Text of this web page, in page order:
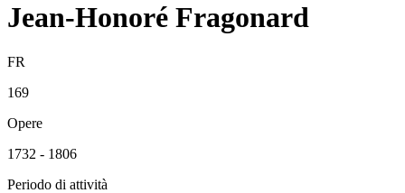
Jean-Honoré Fragonard
FR
169
Opere
1732 - 1806
Periodo di attività